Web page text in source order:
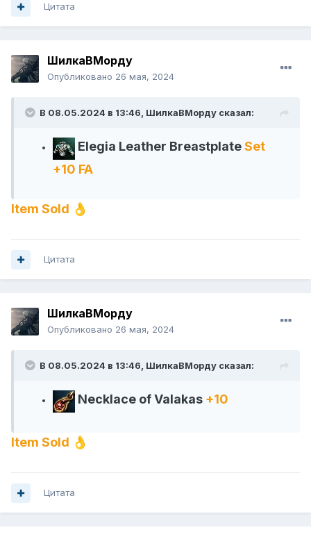
Цитата
ШилкаВМорду
Опубликовано 26 мая, 2024
В 08.05.2024 в 13:46, ШилкаВМорду сказал:
Elegia Leather BreastplateSet
+10 FA
Item Sold 👌
Цитата
ШилкаВМорду
Опубликовано 26 мая, 2024
В 08.05.2024 в 13:46, ШилкаВМорду сказал:
Necklace of Valakas +10
Item Sold 👌
Цитата